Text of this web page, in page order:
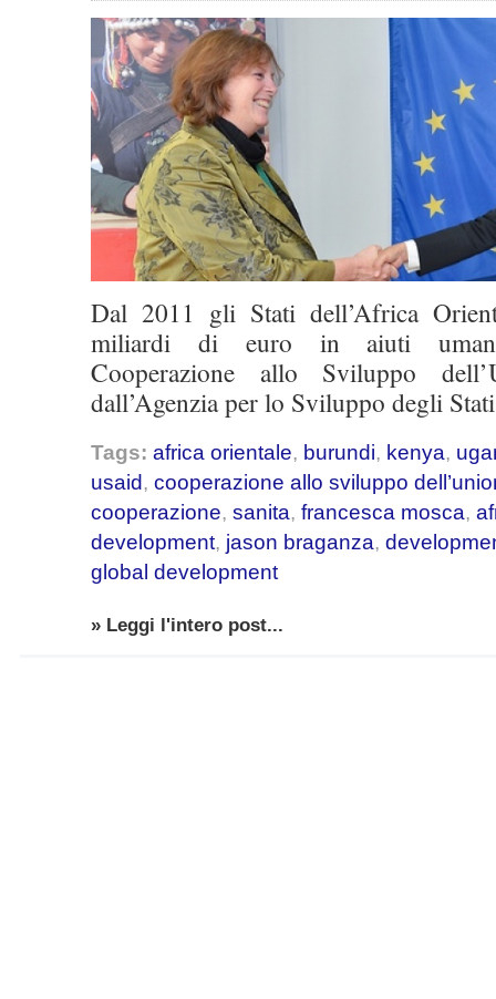
Dal 2011 gli Stati dell’Africa
miliardi di euro in aiuti
Cooperazione allo Sviluppo
dall’Agenzia per lo Sviluppo degli
Tags: africa orientale, burundi, kenya,
usaid, cooperazione allo sviluppo
cooperazione, sanita, francesca mosca,
development, jason braganza,
global development
» Leggi l'intero post...